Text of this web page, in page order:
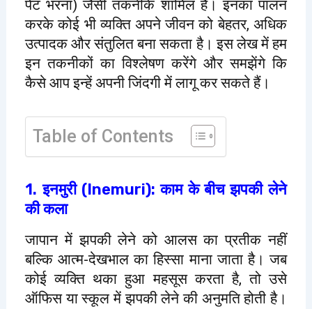
पेट भरना) जैसी तकनीकें शामिल हैं। इनका पालन
करके कोई भी व्यक्ति अपने जीवन को बेहतर, अधिक
उत्पादक और संतुलित बना सकता है। इस लेख में हम
इन तकनीकों का विश्लेषण करेंगे और समझेंगे कि
कैसे आप इन्हें अपनी जिंदगी में लागू कर सकते हैं।
Table of Contents
1. इनमुरी (Inemuri): काम के बीच झपकी लेने
की कला
जापान में झपकी लेने को आलस का प्रतीक नहीं
बल्कि आत्म-देखभाल का हिस्सा माना जाता है। जब
कोई व्यक्ति थका हुआ महसूस करता है, तो उसे
ऑफिस या स्कूल में झपकी लेने की अनुमति होती है।